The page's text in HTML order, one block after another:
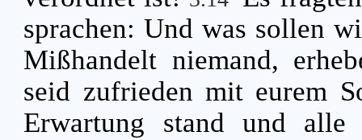
sprachen: Und was sollen
Mißhandelt niemand,
seid zufrieden mit eurem
Erwartung stand und